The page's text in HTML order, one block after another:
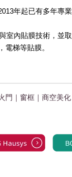
年起已有多年專
室內貼膜技術，並
電梯等貼膜。
門｜窗框｜商空美化